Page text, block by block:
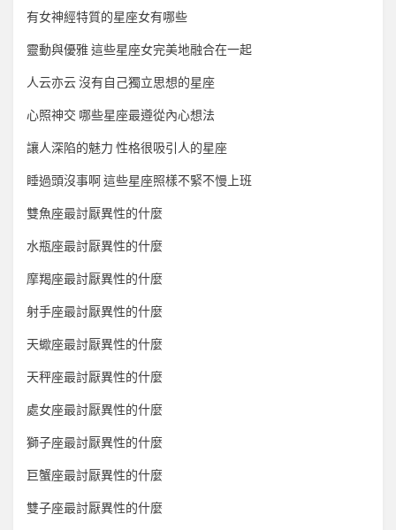
有女神經特質的星座女有哪些
靈動與優雅 這些星座女完美地融合在一起
人云亦云 沒有自己獨立思想的星座
心照神交 哪些星座最遵從內心想法
讓人深陷的魅力 性格很吸引人的星座
睡過頭沒事啊 這些星座照樣不緊不慢上班
雙魚座最討厭異性的什麼
水瓶座最討厭異性的什麼
摩羯座最討厭異性的什麼
射手座最討厭異性的什麼
天蠍座最討厭異性的什麼
天秤座最討厭異性的什麼
處女座最討厭異性的什麼
獅子座最討厭異性的什麼
巨蟹座最討厭異性的什麼
雙子座最討厭異性的什麼